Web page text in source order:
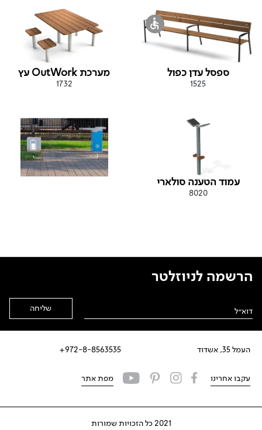
ספסל עדן כפול
1525
מערכת OutWork עץ
1732
עמוד הטענה סולארי
8020
העמל 35, אשדוד 972-8-8563535+
הרשמה לניוזלטר
עקבו אחרינו מפת אתר
2021 כל הזכויות שמורות